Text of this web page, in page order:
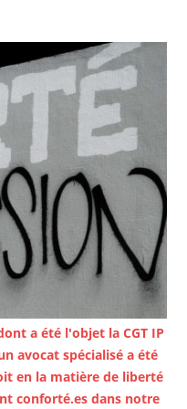
a été l'objet la CGT IP
avocat spécialisé a été
en la matière de liberté
conforté.es dans notre